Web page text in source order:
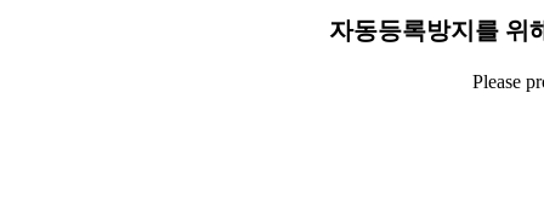
자동등록방지를 위
Please